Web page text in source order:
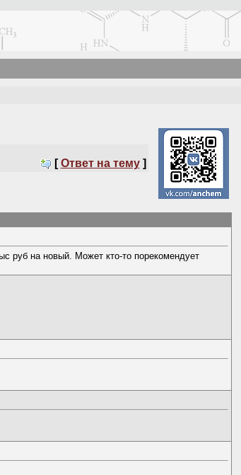
[ Ответ на тему ]
руб на новый. Может кто-то порекомендует